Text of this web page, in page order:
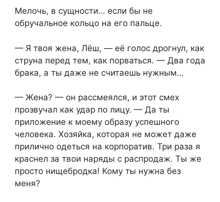
Мелочь, в сущности… если бы не
обручальное кольцо на его пальце.
— Я твоя жена, Лёш, — её голос дрогнул, как
струна перед тем, как порваться. — Два года
брака, а ты даже не считаешь нужным…
— Жена? — он рассмеялся, и этот смех
прозвучал как удар по лицу. — Да ты
приложение к моему образу успешного
человека. Хозяйка, которая не может даже
прилично одеться на корпоратив. Три раза я
краснел за твои наряды с распродаж. Ты же
просто нищебродка! Кому ты нужна без
меня?